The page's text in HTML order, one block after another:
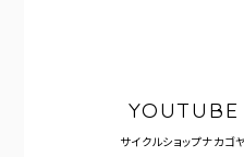
サイクルショップナカゴ